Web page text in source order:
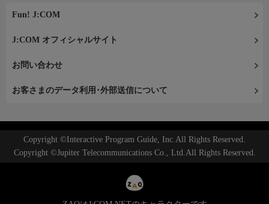
Fun! J:COM
J:COM オフィシャルサイト
お問い合わせ
お客さまのデータ利用･外部送信について
Copyright ©Interactive Program Guide, Inc.All Rights Reserved.
Copyright ©Jupiter Telecommunications Co., Ltd.All Rights Reserved.